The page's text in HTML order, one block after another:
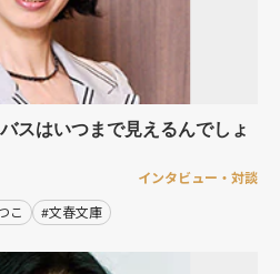
スはいつまで見えるんでしょ
インタビュー・対談
こ #文春文庫